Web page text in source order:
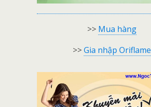
>> Mua hàng
>>Gia nhập Oriflame